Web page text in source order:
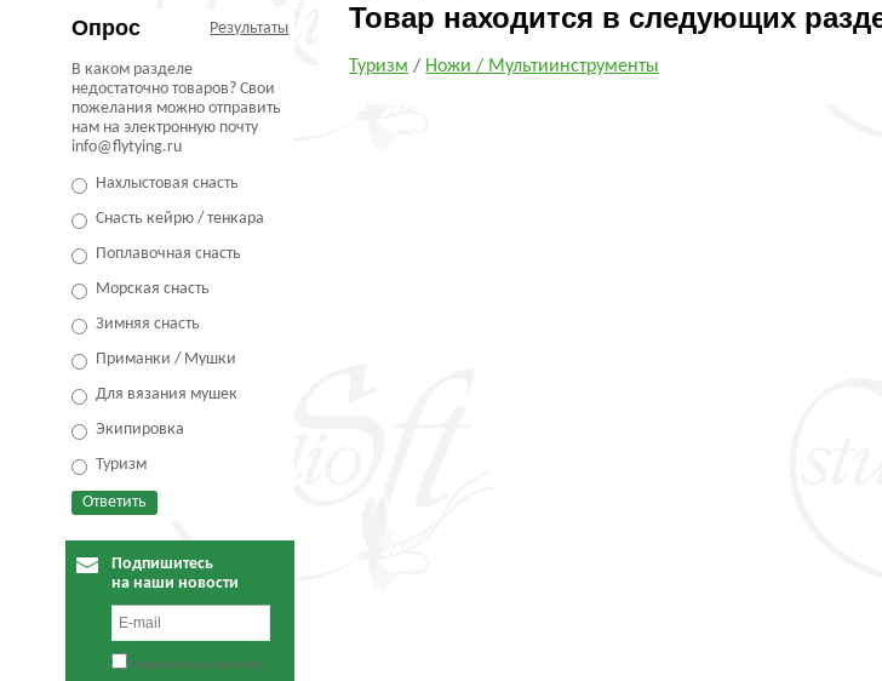
Опрос Результаты
В каком разделе
недостаточно товаров? Свои
пожелания можно отправить
нам на электронную почту
info@flytying.ru
Нахлыстовая снасть
Снасть кейрю / тенкара
Поплавочная снасть
Морская снасть
Зимняя снасть
Приманки / Мушки
Для вязания мушек
Экипировка
Туризм
Подпишитесь
на наши новости
Нажимая на кнопку,
Товар находится в следующих
Туризм / Ножи / Мультиинструменты